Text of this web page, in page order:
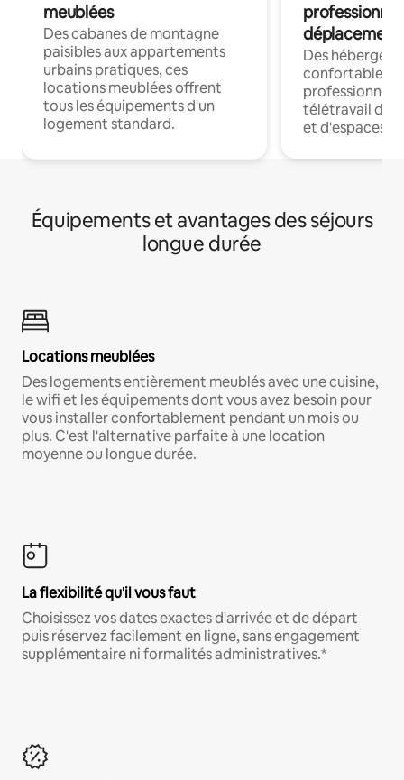
meublées
Des cabanes de montagne
paisibles aux appartements
urbains pratiques, ces
locations meublées offrent
tous les équipements d'un
logement standard.
déplacement
Des
confortables
professionnels
télétravail
et d'espaces
Équipements et avantages des séjours
longue durée
Locations meublées
Des logements entièrement meublés avec une cuisine,
le wifi et les équipements dont vous avez besoin pour
vous installer confortablement pendant un mois ou
plus. C'est l'alternative parfaite à une location
moyenne ou longue durée.
La flexibilité qu'il vous faut
Choisissez vos dates exactes d'arrivée et de départ
puis réservez facilement en ligne, sans engagement
supplémentaire ni formalités administratives.*